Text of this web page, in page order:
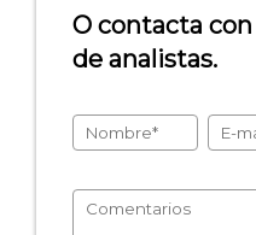
O contacta
de analistas.